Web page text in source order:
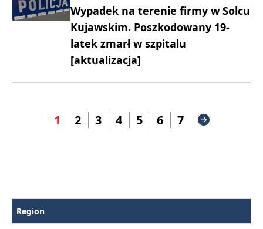
Wypadek na terenie firmy w Solcu
Kujawskim. Poszkodowany 19-
latek zmarł w szpitalu
[aktualizacja]
1 2 3 4 5 6 7
Region